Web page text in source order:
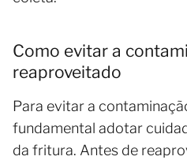
Como evitar a
reaproveitado
Para evitar a
fundamental adotar
da fritura. Antes de